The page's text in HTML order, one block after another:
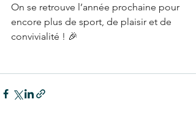
On se retrouve l’année prochaine pour
encore plus de sport, de plaisir et de
convivialité ! 🎉